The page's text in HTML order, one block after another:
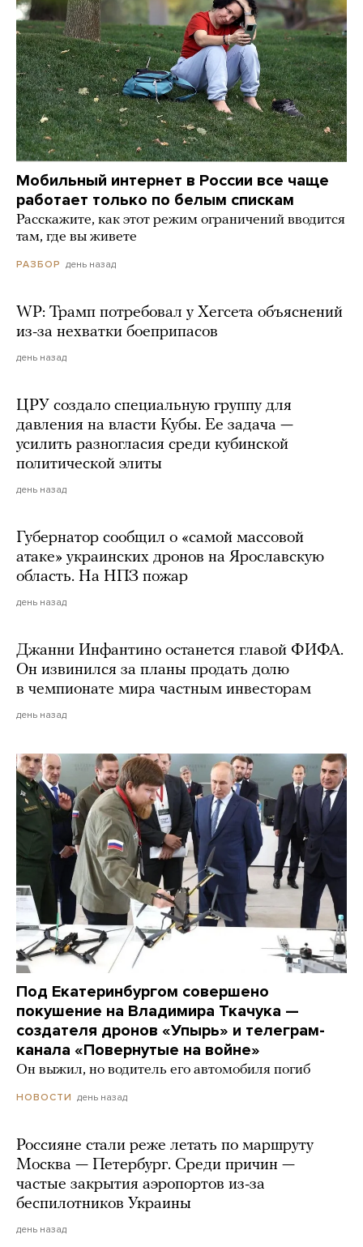
Мобильный интернет в России все чаще
работает только по белым спискам
Расскажите, как этот режим ограничений вводится
там, где вы живете
РАЗБОР день назад
WP: Трамп потребовал у Хегсета объяснений
из-за нехватки боеприпасов
день назад
ЦРУ создало специальную группу для
давления на власти Кубы. Ее задача —
усилить разногласия среди кубинской
политической элиты
день назад
Губернатор сообщил о «самой массовой
атаке» украинских дронов на Ярославскую
область. На НПЗ пожар
день назад
Джанни Инфантино останется главой ФИФА.
Он извинился за планы продать долю
в чемпионате мира частным инвесторам
день назад
Под Екатеринбургом совершено
покушение на Владимира Ткачука —
создателя дронов «Упырь» и телеграм-
канала «Повернутые на войне»
Он выжил, но водитель его автомобиля погиб
НОВОСТИ день назад
Россияне стали реже летать по маршруту
Москва — Петербург. Среди причин —
частые закрытия аэропортов из-за
беспилотников Украины
день назад